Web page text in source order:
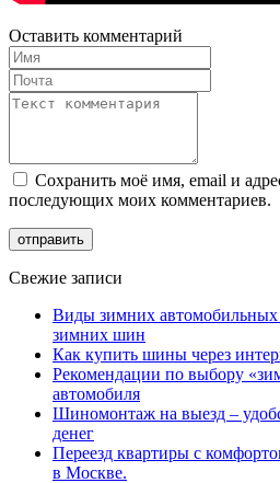
Оставить комментарий
Сохранить моё имя, email и
последующих моих комментариев.
Свежие записи
Виды зимних
зимних шин
Как купить шины через
Рекомендации по выбору
автомобиля
Шиномонтаж на выезд –
денег
Переезд квартиры с
в Москве.